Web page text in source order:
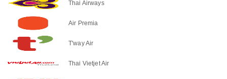
Thai Airways
Air Premia
T'way Air
Thai Vietjet Air